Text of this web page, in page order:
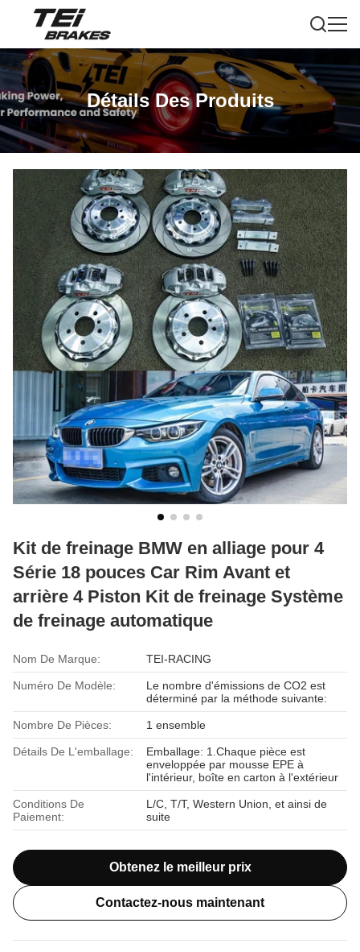
Détails Des Produits
Kit de freinage BMW en alliage pour 4
Série 18 pouces Car Rim Avant et
arrière 4 Piston Kit de freinage Système
de freinage automatique
Nom De Marque: TEI-RACING
Numéro De Modèle:
Le nombre d'émissions de CO2 est
déterminé par la méthode suivante:
Nombre De Pièces: 1 ensemble
Détails De L'emballage:
Emballage: 1.Chaque pièce est
enveloppée par mousse EPE à
l'intérieur, boîte en carton à l'extérieur
Conditions De
Paiement:
L/C, T/T, Western Union, et ainsi de
suite
Obtenez le meilleur prix
Contactez-nous maintenant